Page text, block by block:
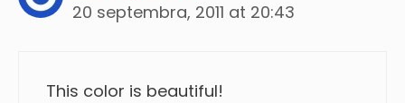
20 septembra, 2011 at 20:43
This color is beautiful!